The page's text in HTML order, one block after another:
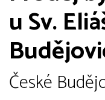
u Sv.
České